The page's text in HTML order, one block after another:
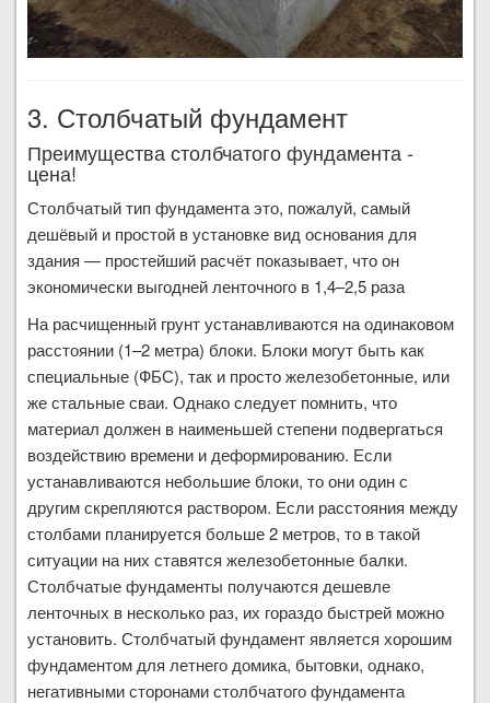
3. Столбчатый фундамент
Преимущества столбчатого фундамента -
цена!
Столбчатый тип фундамента это, пожалуй, самый
дешёвый и простой в установке вид основания для
здания — простейший расчёт показывает, что он
экономически выгодней ленточного в 1,4–2,5 раза
На расчищенный грунт устанавливаются на одинаковом
расстоянии (1–2 метра) блоки. Блоки могут быть как
специальные (ФБС), так и просто железобетонные, или
же стальные сваи. Однако следует помнить, что
материал должен в наименьшей степени подвергаться
воздействию времени и деформированию. Если
устанавливаются небольшие блоки, то они один с
другим скрепляются раствором. Если расстояния между
столбами планируется больше 2 метров, то в такой
ситуации на них ставятся железобетонные балки.
Столбчатые фундаменты получаются дешевле
ленточных в несколько раз, их гораздо быстрей можно
установить. Столбчатый фундамент является хорошим
фундаментом для летнего домика, бытовки, однако,
негативными сторонами столбчатого фундамента